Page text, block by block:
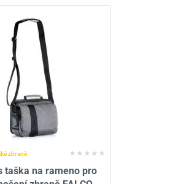
zbraně
taška na rameno pro